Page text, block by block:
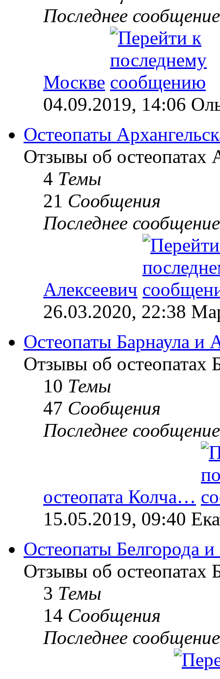
Последнее сообщение
Москве
04.09.2019, 14:06
Остеопаты
Отзывы об остеопатах
4 Темы
21 Сообщения
Последнее сообщение
Алексеевич
26.03.2020, 22:38
Остеопаты Барнаула и
Отзывы об остеопатах
10 Темы
47 Сообщения
Последнее сообщение
остеопата Колча…
15.05.2019, 09:40
Остеопаты Белгорода
Отзывы об остеопатах
3 Темы
14 Сообщения
Последнее сообщение